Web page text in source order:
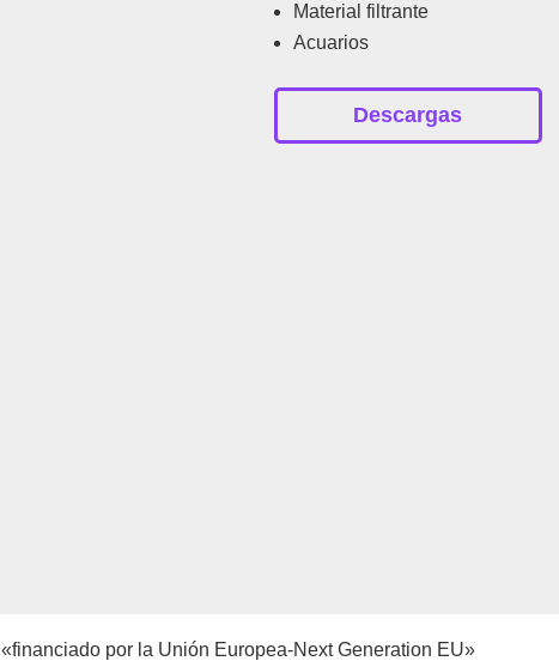
Material filtrante
Acuarios
Descargas
«financiado por la Unión Europea-Next Generation EU»